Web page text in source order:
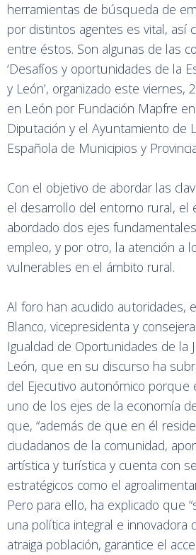
herramientas de búsqueda de
por distintos agentes es vital, así
entre éstos. Son algunas de las
‘Desafíos y oportunidades de la
y León’, organizado este viernes,
en León por Fundación Mapfre
Diputación y el Ayuntamiento de
Española de Municipios y
Con el objetivo de abordar las
el desarrollo del entorno rural, el
abordado dos ejes
empleo, y por otro, la atención a
vulnerables en el ámbito rural.
Al foro han acudido autoridades,
Blanco, vicepresidenta y
Igualdad de Oportunidades de la
León, que en su discurso ha
del Ejecutivo autonómico porque
uno de los ejes de la economía
que, “además de que en él
ciudadanos de la comunidad,
artística y turística y cuenta con
estratégicos como el
Pero para ello, ha explicado que
una política integral e innovadora
atraiga población, garantice el